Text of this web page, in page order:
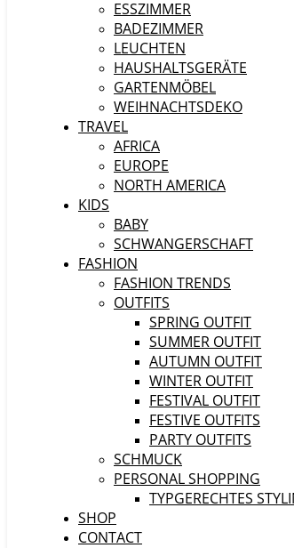
ESSZIMMER
BADEZIMMER
LEUCHTEN
HAUSHALTSGERÄTE
GARTENMÖBEL
WEIHNACHTSDEKO
TRAVEL
AFRICA
EUROPE
NORTH AMERICA
KIDS
BABY
SCHWANGERSCHAFT
FASHION
FASHION TRENDS
OUTFITS
SPRING OUTFIT
SUMMER OUTFIT
AUTUMN OUTFIT
WINTER OUTFIT
FESTIVAL OUTFIT
FESTIVE OUTFITS
PARTY OUTFITS
SCHMUCK
PERSONAL SHOPPING
TYPGERECHTES
SHOP
CONTACT